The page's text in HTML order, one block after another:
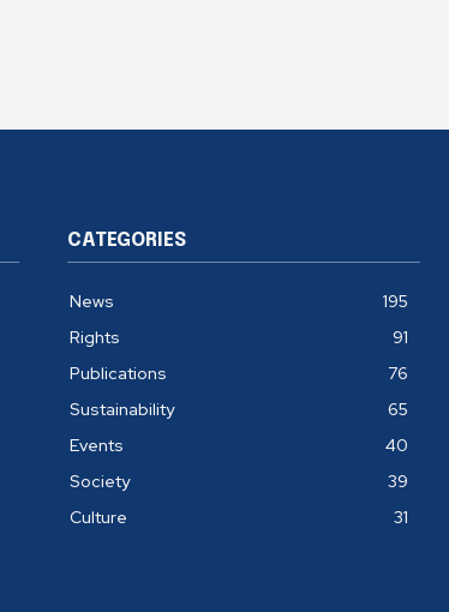
CATEGORIES
News
195
Rights
91
Publications
76
Sustainability
65
Events
40
Society
39
Culture
31